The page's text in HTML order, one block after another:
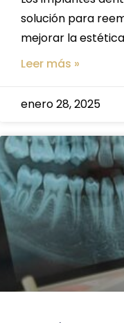
solución para
mejorar la
Leer más »
enero 28, 2025